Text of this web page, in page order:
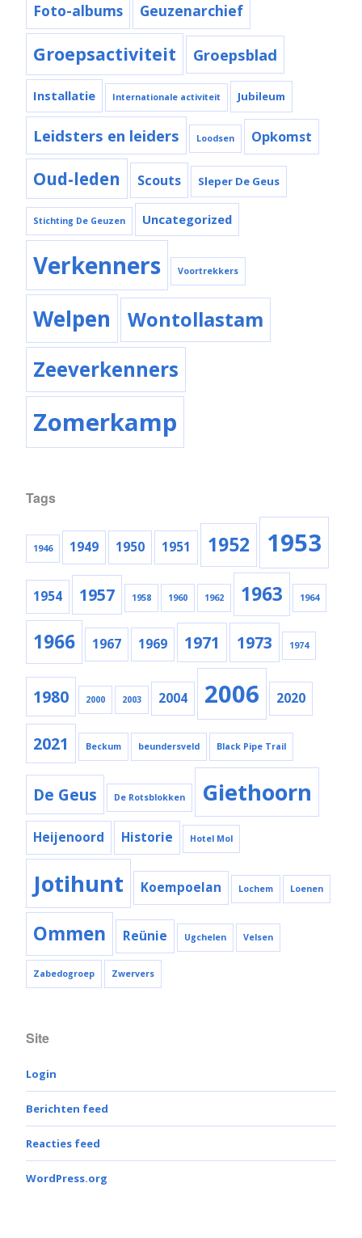
Foto-albums Geuzenarchief
Groepsactiviteit Groepsblad
Installatie Internationale activiteit Jubileum
Leidsters en leiders Loodsen Opkomst
Oud-leden Scouts Sleper De Geus
Stichting De Geuzen Uncategorized
Verkenners Voortrekkers
Welpen Wontollastam
Zeeverkenners
Zomerkamp
Tags
1946 1949 1950 1951 1952 1953
1954 1957 1958 1960 1962 1963 1964
1966 1967 1969 1971 1973 1974
1980 2000 2003 2004 2006 2020
2021 Beckum beundersveld Black Pipe Trail
De Geus De Rotsblokken Giethoorn
Heijenoord Historie Hotel Mol
Jotihunt Koempoelan Lochem Loenen
Ommen Reünie Ugchelen Velsen
Zabedogroep Zwervers
Site
Login
Berichten feed
Reacties feed
WordPress.org